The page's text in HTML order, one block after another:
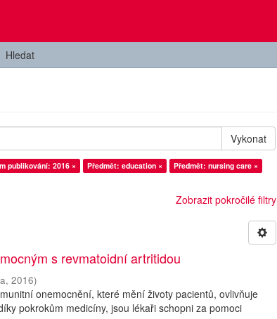
Hledat
Vykonat
publikování: 2016 × Předmět: education ×
Předmět: nursing care ×
Zobrazit pokročilé filtry
s revmatoidní artritidou
,2016)
onemocnění, které mění životy pacientů, ovlivňuje
pokrokům medicíny, jsou lékaři schopni za pomoci